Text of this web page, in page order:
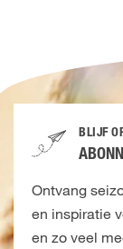
BLIJF
Ontvang
en inspiratie
en zo veel